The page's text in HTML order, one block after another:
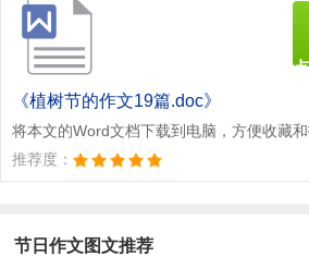
《植树节的作文19篇.doc》
将本文的Word文档下载到电脑，方便收藏
推荐度：
节日作文图文推荐